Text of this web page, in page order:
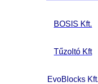
BOSIS Kft.
Tűzoltó Kft
EvoBlocks Kft.